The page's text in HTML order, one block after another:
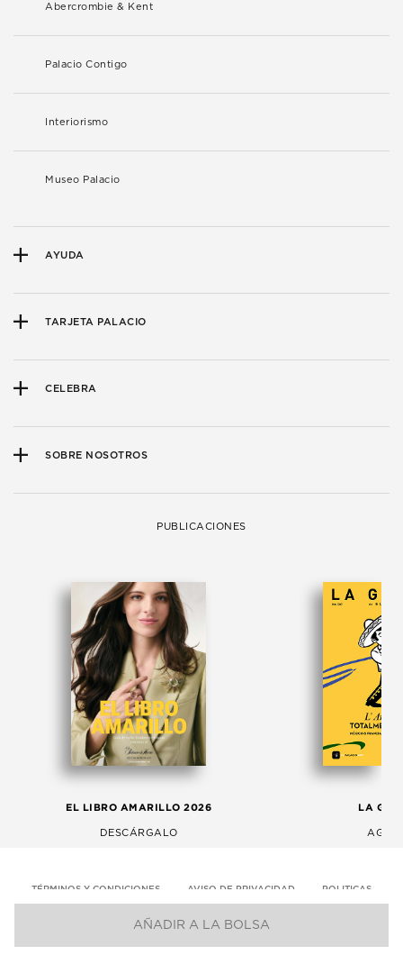
AÑADIR A LA BOLSA
Abercrombie & Kent
Palacio Contigo
Interiorismo
Museo Palacio
AYUDA
TARJETA PALACIO
CELEBRA
SOBRE NOSOTROS
PUBLICACIONES
EL LIBRO AMARILLO 2026
DESCÁRGALO
LA
TÉRMINOS Y CONDICIONES AVISO DE PRIVACIDAD POLITICAS